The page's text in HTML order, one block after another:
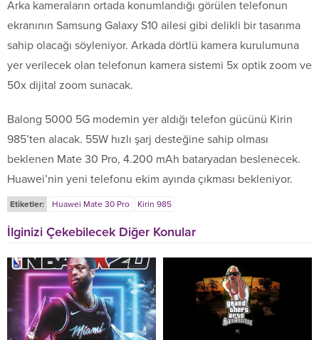
Arka kameraların ortada konumlandığı görülen telefonun
ekranının Samsung Galaxy S10 ailesi gibi delikli bir tasarıma
sahip olacağı söyleniyor. Arkada dörtlü kamera kurulumuna
yer verilecek olan telefonun kamera sistemi 5x optik zoom ve
50x dijital zoom sunacak.
Balong 5000 5G modemin yer aldığı telefon gücünü Kirin
985’ten alacak. 55W hızlı şarj desteğine sahip olması
beklenen Mate 30 Pro, 4.200 mAh bataryadan beslenecek.
Huawei’nin yeni telefonu ekim ayında çıkması bekleniyor.
Etiketler: Huawei Mate 30 Pro Kirin 985
İlginizi Çekebilecek Diğer Konular